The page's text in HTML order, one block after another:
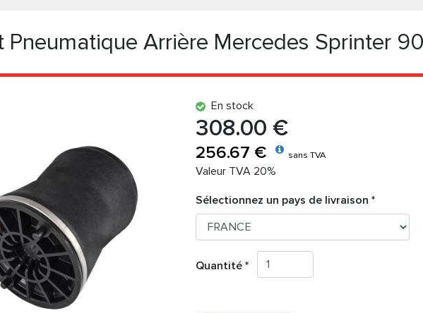
Pneumatique Arrière Mercedes Sprinter
En stock
308.00 €
256.67 € sans TVA
Valeur TVA 20%
Sélectionnez un pays de livraison *
Quantité *